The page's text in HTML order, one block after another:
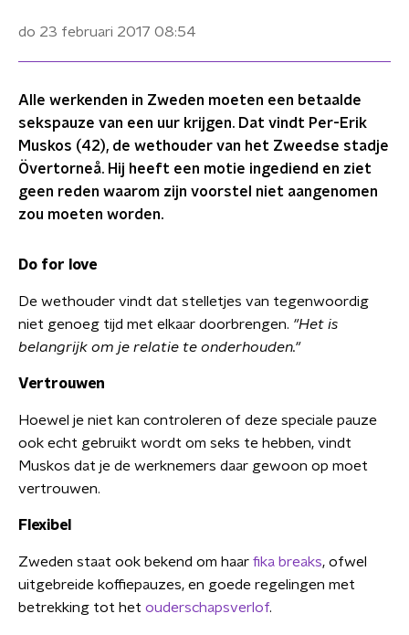
do 23 februari 2017 08:54
Alle werkenden in Zweden moeten een betaalde
sekspauze van een uur krijgen. Dat vindt Per-Erik
Muskos (42), de wethouder van het Zweedse stadje
Övertorneå. Hij heeft een motie ingediend en ziet
geen reden waarom zijn voorstel niet aangenomen
zou moeten worden.
Do for love
De wethouder vindt dat stelletjes van tegenwoordig
niet genoeg tijd met elkaar doorbrengen. "Het is
belangrijk om je relatie te onderhouden."
Vertrouwen
Hoewel je niet kan controleren of deze speciale pauze
ook echt gebruikt wordt om seks te hebben, vindt
Muskos dat je de werknemers daar gewoon op moet
vertrouwen.
Flexibel
Zweden staat ook bekend om haar fika breaks, ofwel
uitgebreide koffiepauzes, en goede regelingen met
betrekking tot het ouderschapsverlof.